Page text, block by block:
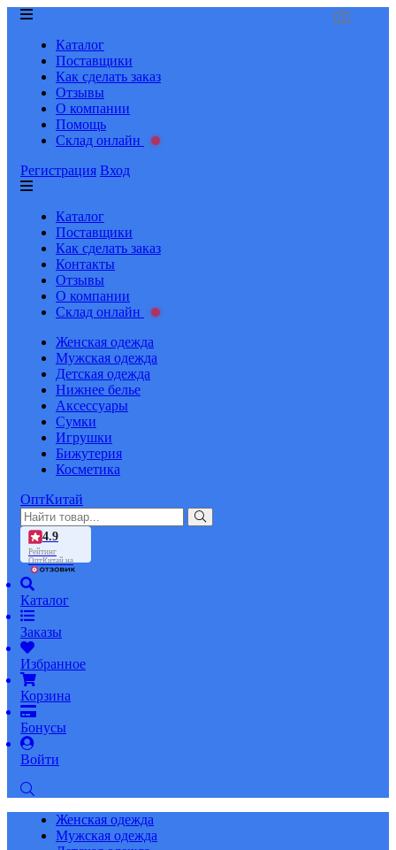
Каталог
Поставщики
Как сделать заказ
Отзывы
О компании
Помощь
Склад онлайн
Регистрация Вход
Каталог
Поставщики
Как сделать заказ
Контакты
Отзывы
О компании
Склад онлайн
Женская одежда
Мужская одежда
Детская одежда
Нижнее белье
Аксессуары
Сумки
Игрушки
Бижутерия
Косметика
ОптКитай
4.9
Рейтинг
ОптКитай на
Каталог
Заказы
Избранное
Корзина
Бонусы
Войти
Женская одежда
Мужская одежда